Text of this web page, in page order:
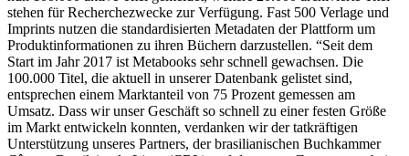
stehen für Recherchezwecke zur Verfügung. Fast 500 Verlage und
Imprints nutzen die standardisierten Metadaten der Plattform um
Produktinformationen zu ihren Büchern darzustellen. “Seit dem
Start im Jahr 2017 ist Metabooks sehr schnell gewachsen. Die
100.000 Titel, die aktuell in unserer Datenbank gelistet sind,
entsprechen einem Marktanteil von 75 Prozent gemessen am
Umsatz. Dass wir unser Geschäft so schnell zu einer festen Größe
im Markt entwickeln konnten, verdanken wir der tatkräftigen
Unterstützung unseres Partners, der brasilianischen Buchkammer